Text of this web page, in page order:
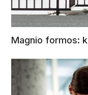
Magnio formos: